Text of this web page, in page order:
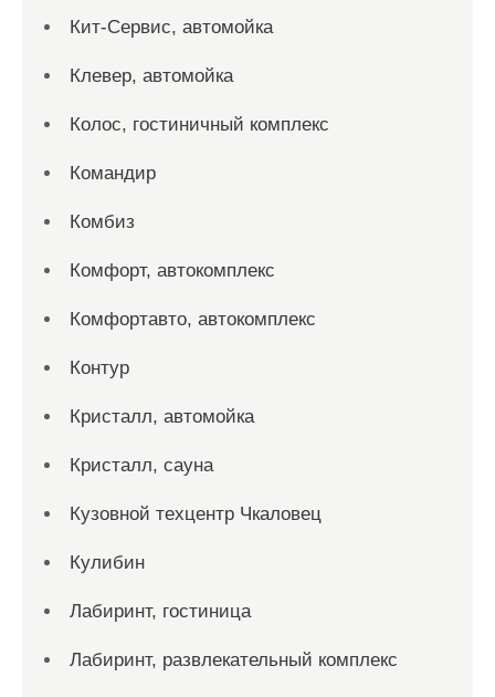
Кит-Сервис, автомойка
Клевер, автомойка
Колос, гостиничный комплекс
Командир
Комбиз
Комфорт, автокомплекс
Комфортавто, автокомплекс
Контур
Кристалл, автомойка
Кристалл, сауна
Кузовной техцентр Чкаловец
Кулибин
Лабиринт, гостиница
Лабиринт, развлекательный комплекс